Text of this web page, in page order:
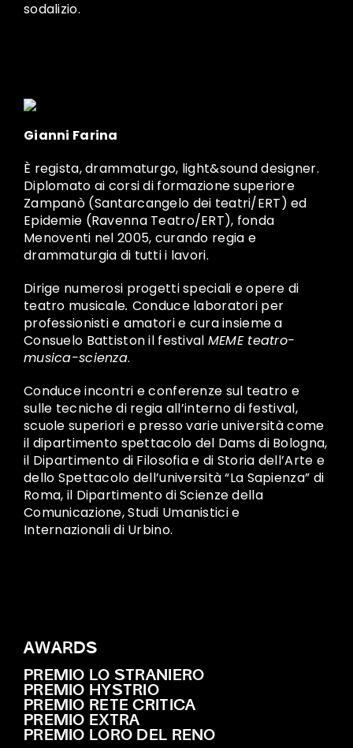
sodalizio.
Gianni Farina
È regista, drammaturgo, light&sound designer.
Diplomato ai corsi di formazione superiore
Zampanò (Santarcangelo dei teatri/ERT) ed
Epidemie (Ravenna Teatro/ERT), fonda
Menoventi nel 2005, curando regia e
drammaturgia di tutti i lavori.
Dirige numerosi progetti speciali e opere di
teatro musicale. Conduce laboratori per
professionisti e amatori e cura insieme a
Consuelo Battiston il festival MEME teatro-
musica-scienza.
Conduce incontri e conferenze sul teatro e
sulle tecniche di regia all’interno di festival,
scuole superiori e presso varie università come
il dipartimento spettacolo del Dams di Bologna,
il Dipartimento di Filosofia e di Storia dell’Arte e
dello Spettacolo dell’università “La Sapienza” di
Roma, il Dipartimento di Scienze della
Comunicazione, Studi Umanistici e
Internazionali di Urbino.
AWARDS
PREMIO LO STRANIERO
PREMIO HYSTRIO
PREMIO RETE CRITICA
PREMIO EXTRA
PREMIO LORO DEL RENO